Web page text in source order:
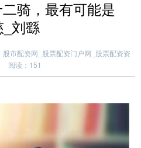
骑，最有可能是
刘繇
股市配资网_股票配资门户网_股票配资资
阅读：151